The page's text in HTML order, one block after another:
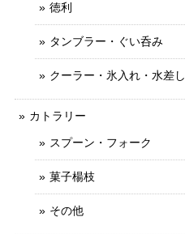
徳利
タンブラー・ぐい呑み
クーラー・氷入れ・水差し
カトラリー
スプーン・フォーク
菓子楊枝
その他